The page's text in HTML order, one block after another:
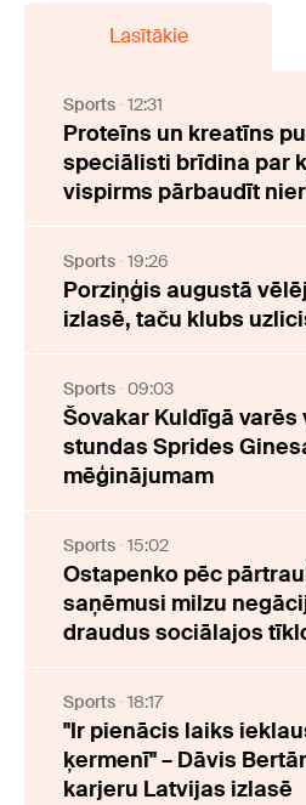
Lasītākie
Sports 12:31
Proteīns un kreatīns
speciālisti brīdina par
vispirms pārbaudīt
Sports 19:26
Porziņģis augustā
izlasē, taču klubs
Sports 09:03
Šovakar Kuldīgā
stundas Sprides
mēģinājumam
Sports 15:02
Ostapenko pēc
saņēmusi milzu
draudus sociālajos
Sports 18:17
"Ir pienācis laiks
ķermenī" – Dāvis
karjeru Latvijas izlasē